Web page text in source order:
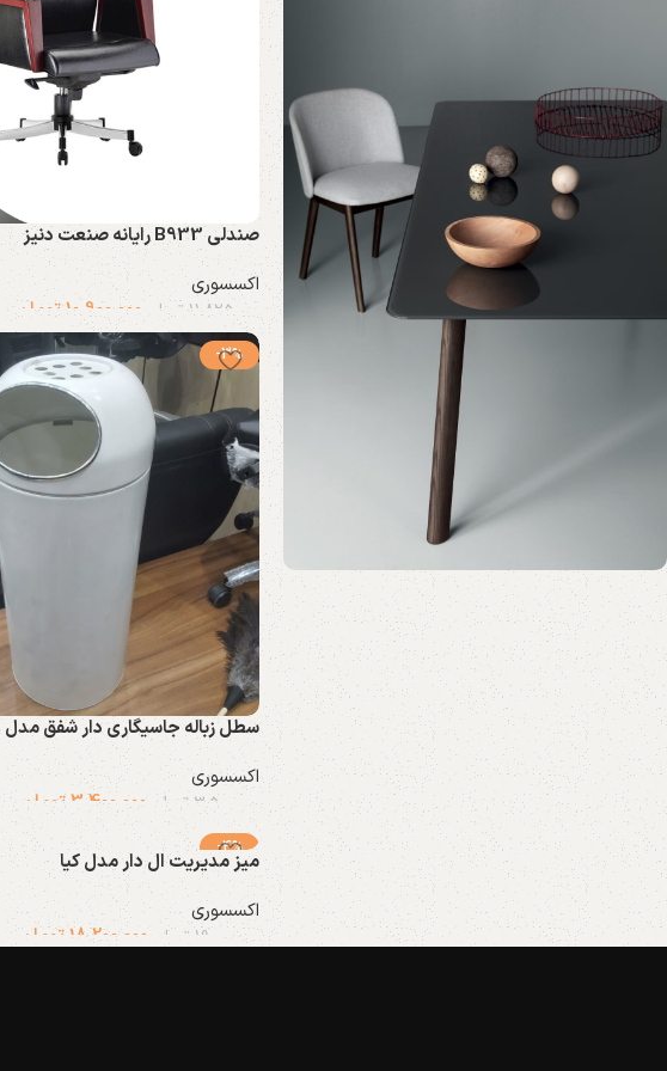
Upholstered chair
Discount 10%
Shop Now
صندلی B933 رایانه صنعت دنیز
اکسسوری
11.825.000 تومان 10.900.000تومان
-3%
سطل زباله جاسیگاری دار شفق مدل L70
اکسسوری
3.500.000 تومان 3.400.000تومان
-4%
میز مدیریت ال دار مدل کیا
اکسسوری
19.000.000 تومان 18.200.000تومان